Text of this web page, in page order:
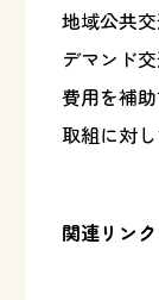
地域公共
デマンド
費用を補
取組に対し
関連リンク